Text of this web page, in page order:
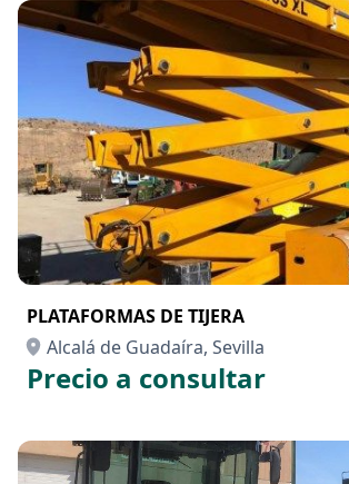
PLATAFORMAS DE TIJERA
Alcalá de Guadaíra, Sevilla
Precio a consultar